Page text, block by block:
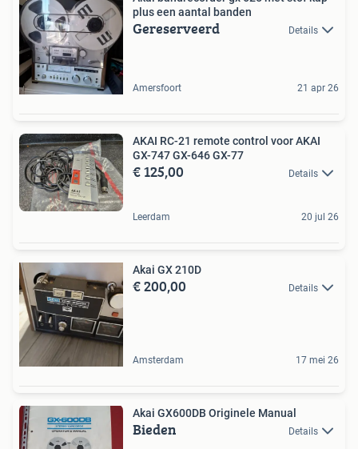
plus een aantal banden
Gereserveerd Details
Amersfoort 21 apr 26
AKAI RC-21 remote control voor AKAI
GX-747 GX-646 GX-77
€ 125,00 Details
Leerdam 20 jul 26
Akai GX 210D
€ 200,00 Details
Amsterdam 17 mei 26
Akai GX600DB Originele Manual
Bieden Details